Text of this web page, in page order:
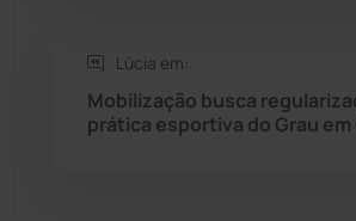
Tecnologia
Urandi
Lúcia em:
Mobilização busca
prática esportiva do Grau em